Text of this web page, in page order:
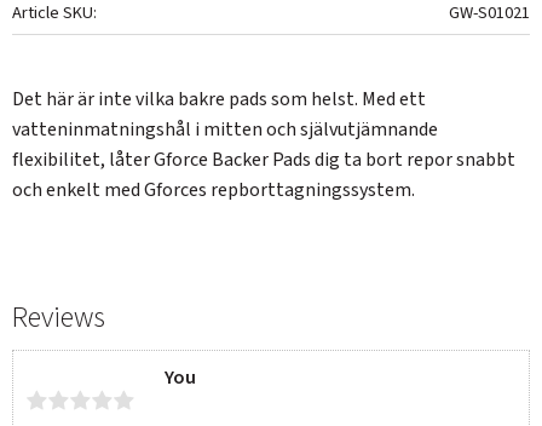
Article SKU GW-S01021
Det här är inte vilka bakre pads som helst. Med ett
vatteninmatningshål i mitten och självutjämnande
flexibilitet, låter Gforce Backer Pads dig ta bort repor snabbt
och enkelt med Gforces repborttagningssystem.
Reviews
You